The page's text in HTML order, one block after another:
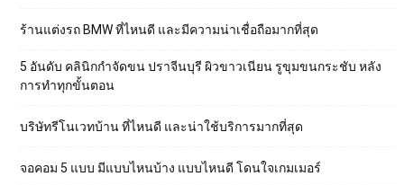
ร้านแต่งรถ BMW ที่ไหนดี และมีความน่าเชื่อถือมากที่สุด
5 อันดับ คลินิกกำจัดขน ปราจีนบุรี ผิวขาวเนียน รูขุมขนกระชับ หลัง
การทำทุกขั้นตอน
บริษัทรีโนเวทบ้าน ที่ไหนดี และน่าใช้บริการมากที่สุด
จอคอม 5 แบบ มีแบบไหนบ้าง แบบไหนดี โดนใจเกมเมอร์